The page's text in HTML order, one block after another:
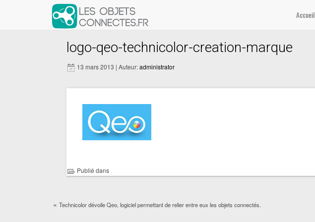
Accueil
logo-qeo-technicolor-creation-marque
13 mars 2013 | Auteur:administrator
Publié dans
« Technicolor dévoile Qeo, logiciel permettant de relier entre eux les objets connectés.